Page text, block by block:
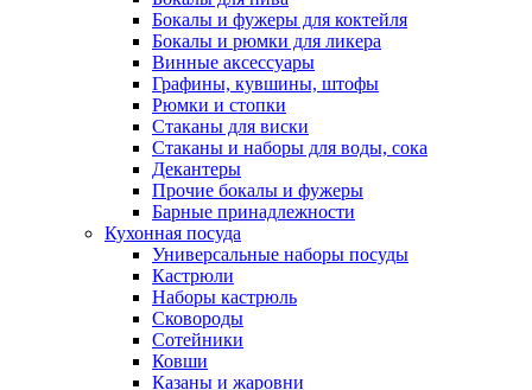
Бокалы и фужеры для коктейля
Бокалы и рюмки для ликера
Винные аксессуары
Графины, кувшины, штофы
Рюмки и стопки
Стаканы для виски
Стаканы и наборы для воды, сока
Декантеры
Прочие бокалы и фужеры
Барные принадлежности
Кухонная посуда
Универсальные наборы посуды
Кастрюли
Наборы кастрюль
Сковороды
Сотейники
Ковши
Казаны и жаровни